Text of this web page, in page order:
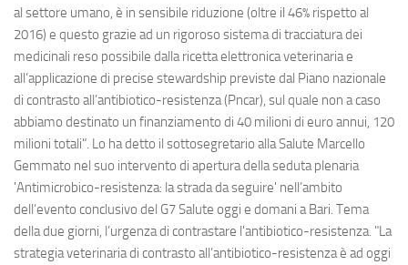
al settore umano, è in sensibile riduzione (oltre il 46% rispetto al
2016) e questo grazie ad un rigoroso sistema di tracciatura dei
medicinali reso possibile dalla ricetta elettronica veterinaria e
all’applicazione di precise stewardship previste dal Piano nazionale
di contrasto all’antibiotico-resistenza (Pncar), sul quale non a caso
abbiamo destinato un finanziamento di 40 milioni di euro annui, 120
milioni totali". Lo ha detto il sottosegretario alla Salute Marcello
Gemmato nel suo intervento di apertura della seduta plenaria
'Antimicrobico-resistenza: la strada da seguire' nell’ambito
dell’evento conclusivo del G7 Salute oggi e domani a Bari. Tema
della due giorni, l’urgenza di contrastare l'antibiotico-resistenza. "La
strategia veterinaria di contrasto all’antibiotico-resistenza è ad oggi